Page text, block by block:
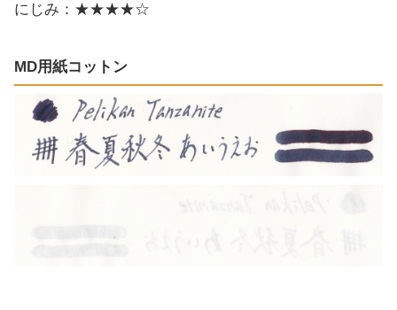
にじみ：★★★★☆
MD用紙コットン